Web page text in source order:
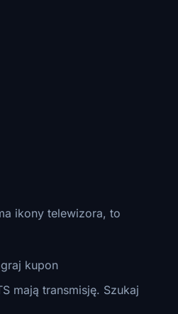
ikony telewizora, to
kupon
mają transmisję. Szukaj